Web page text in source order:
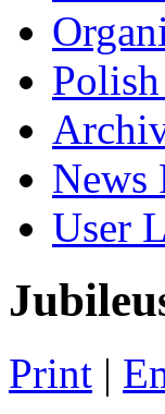
News
User
Print |